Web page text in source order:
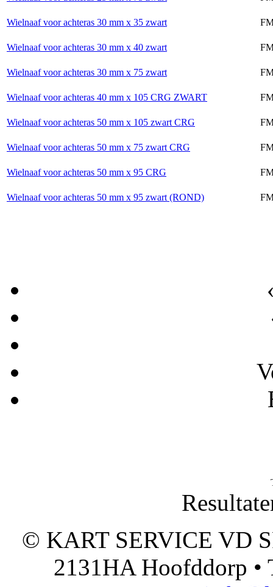
Wielnaaf voor achteras 30 mm x 35 zwart
Wielnaaf voor achteras 30 mm x 40 zwart
Wielnaaf voor achteras 30 mm x 75 zwart
Wielnaaf voor achteras 40 mm x 105 CRG ZWART
Wielnaaf voor achteras 50 mm x 105 zwart CRG
Wielnaaf voor achteras 50 mm x 75 zwart CRG
Wielnaaf voor achteras 50 mm x 95 CRG
Wielnaaf voor achteras 50 mm x 95 zwart (ROND)
© KART SERVICE VD
2131HA Hoofddorp •